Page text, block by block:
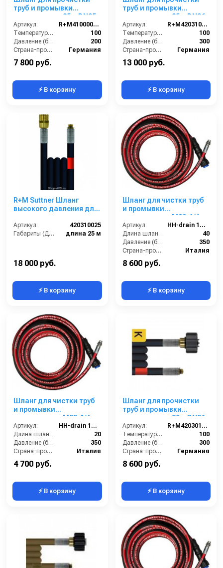
труб и промывки
канализации 25m DN05,
200bar
Артикул:
R+M410000025
Температура (°C):
100
Давление (бар):
200
Страна-производитель:
Германия
7 800 руб.
⚡ В корзину
труб и промывки
канализации 25m DN06,
300bar
Артикул:
R+M420310025
Температура (°C):
100
Давление (бар):
300
Страна-производитель:
Германия
13 000 руб.
⚡ В корзину
R+M Suttner Шланг
высокого давления для
канализационных труб
25 м
Артикул:
420310025
Габариты (ДхШхВ):
длина 25 м
18 000 руб.
⚡ В корзину
Шланг для чистки труб
и промывки
канализации M22-1/4
внеш, 1SN-06,40 м
Артикул:
HH-drain 1SN 06-40
Длина шланга (м):
40
Давление (бар):
350
Страна-производитель:
Италия
8 600 руб.
⚡ В корзину
Шланг для чистки труб
и промывки
канализации M22-1/4
внеш, 1SN-06,20 м
Артикул:
HH-drain 1SN 06-20
Длина шланга (м):
20
Давление (бар):
350
Страна-производитель:
Италия
4 700 руб.
⚡ В корзину
Шланг для прочистки
труб и промывки
канализации 20m DN06,
300bar
Артикул:
R+M420301020
Температура (°C):
100
Давление (бар):
300
Страна-производитель:
Германия
8 600 руб.
⚡ В корзину